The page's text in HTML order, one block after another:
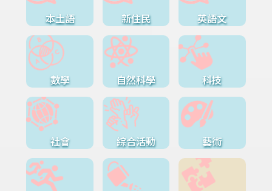
本土語 新住民 英語文
數學 自然科學 科技
社會 綜合活動 藝術